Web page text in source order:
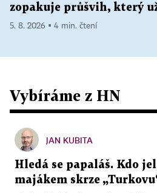
zopakuje průšvih, který
5. 8. 2026 ▪ 4 min. čtení
Vybíráme z HN
JAN KUBITA
Hledá se papaláš. Kdo
majákem skrze